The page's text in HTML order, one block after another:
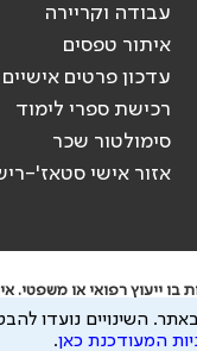
עבודה וקריירה
איתור טפסים
עדכון פרטים אישיים
רכישת ספרי לימוד
סימולטור שכר
אזור אישי סטאז'-
ייעוץ רפואי או משפטי.
להיות מועבר לצדדים
השינויים נועדו
המעודכנת כאן.